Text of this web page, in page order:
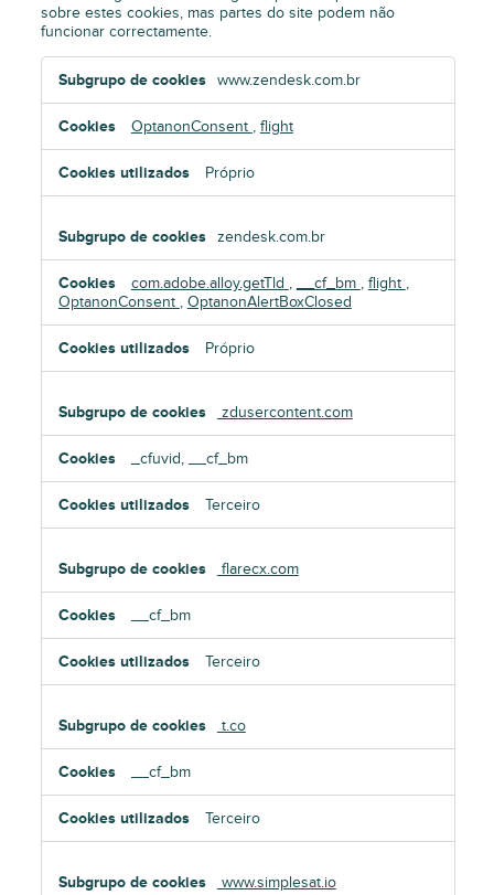
sobre estes cookies, mas partes do site podem não
funcionar correctamente.
estritamente
www.zendesk.com.br
OptanonConsent , flight
Próprio
zendesk.com.br
com.adobe.alloy.getTld , __cf_bm , flight ,
OptanonConsent , OptanonAlertBoxClosed
Próprio
zdusercontent.com
_cfuvid, __cf_bm
Terceiro
flarecx.com
__cf_bm
Terceiro
t.co
__cf_bm
Terceiro
www.simplesat.io